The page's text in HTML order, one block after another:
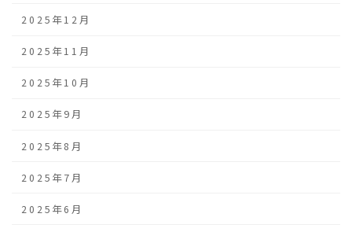
2025年12月
2025年11月
2025年10月
2025年9月
2025年8月
2025年7月
2025年6月